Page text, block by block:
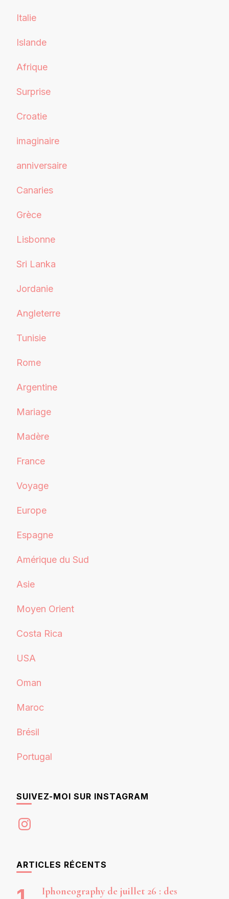
Italie
Islande
Afrique
Surprise
Croatie
imaginaire
anniversaire
Canaries
Grèce
Lisbonne
Sri Lanka
Jordanie
Angleterre
Tunisie
Rome
Argentine
Mariage
Madère
France
Voyage
Europe
Espagne
Amérique du Sud
Asie
Moyen Orient
Costa Rica
USA
Oman
Maroc
Brésil
Portugal
SUIVEZ-MOI SUR INSTAGRAM
Instagram
ARTICLES RÉCENTS
Iphoneography de juillet 26 : des